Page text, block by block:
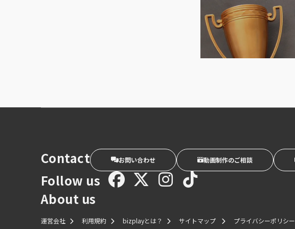
Contact お問い合わせ 動画制作のご相談
Follow us
About us
運営会社 利用規約 bizplayとは？ サイトマップ プライバシーポリシー